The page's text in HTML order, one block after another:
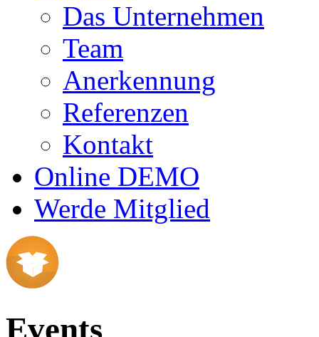
Das Unternehmen
Team
Anerkennung
Referenzen
Kontakt
Online DEMO
Werde Mitglied
Events